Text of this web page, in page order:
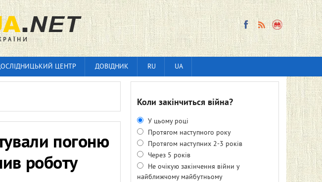
ЦЕНТР ДОВІДНИК RU UA
погоню
роботу
Коли закінчиться війна?
У цьому році
Протягом наступного року
Протягом наступних 2-3 років
Через 5 років
Не очікую закінчення війни у
найближчому майбутньому